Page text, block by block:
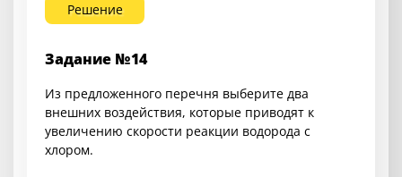
Решение
Задание №14
Из предложенного перечня выберите два
внешних воздействия, которые приводят к
увеличению скорости реакции водорода с
хлором.